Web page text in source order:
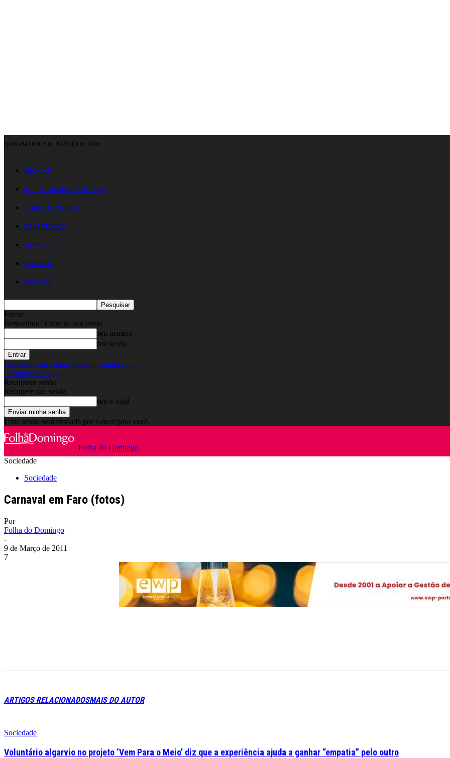
QUINTA-FEIRA, 6 DE AGOSTO DE 2026
ANO: CXII
DIRETOR: SAMUEL MENDONÇA
ESTATUTO EDITORIAL
FICHA TÉCNICA
ASSINATURA
CONTACTO
EM DIRETO
Entrar
Bem-vindo! Entre na sua conta
seu usuário
sua senha
Esqueceu sua senha? Obtenha ajuda aqui
Informação Legal
Recuperar senha
Recupere sua senha
seu e-mail
Uma senha será enviada por e-mail para você.
Folha do Domingo
Sociedade
Sociedade
Carnaval em Faro (fotos)
Por
Folha do Domingo
-
9 de Março de 2011
7
ARTIGOS RELACIONADOSMAIS DO AUTOR
Sociedade
Voluntário algarvio no projeto ‘Vem Para o Meio’ diz que a experiência ajuda a ganhar “empatia” pelo outro